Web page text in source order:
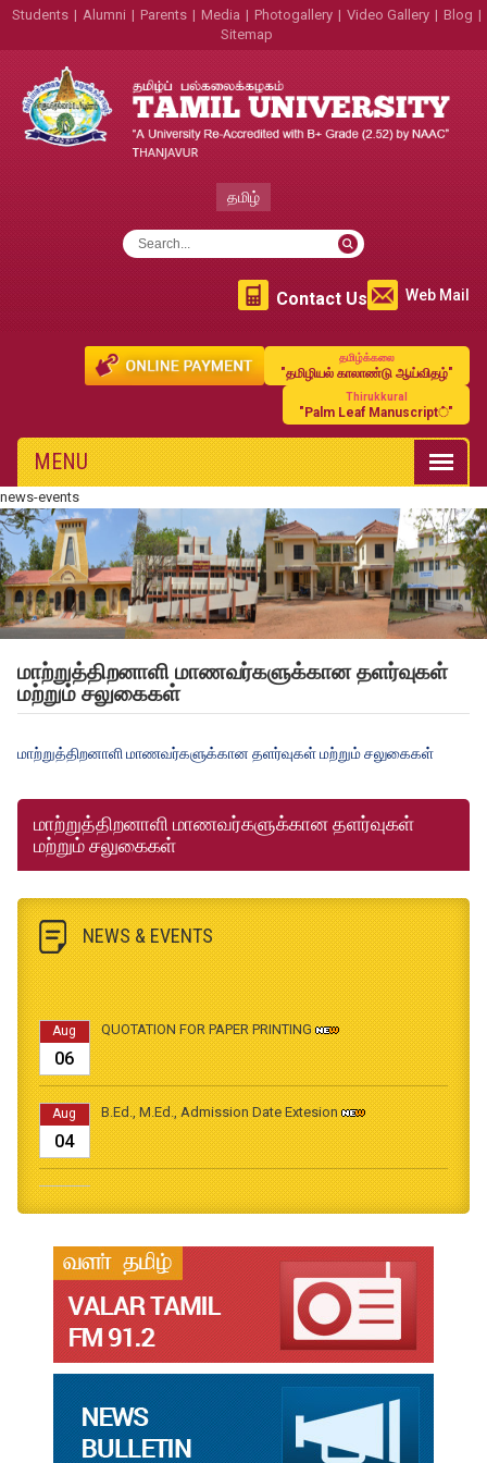
Students | Alumni | Parents | Media | Photogallery | Video Gallery | Blog |
Sitemap
தமிழ்
Web Mail
Contact Us
தமிழ்க்கலை
"தமிழியல் காலாண்டு ஆய்விதழ்"
Thirukkural
"Palm Leaf Manuscript்"
MENU
news-events
மாற்றுத்திறனாளி மாணவர்களுக்கான தளர்வுகள்
மற்றும் சலுகைகள்
மாற்றுத்திறனாளி மாணவர்களுக்கான தளர்வுகள் மற்றும் சலுகைகள்
மாற்றுத்திறனாளி மாணவர்களுக்கான தளர்வுகள்
மற்றும் சலுகைகள்
NEWS & EVENTS
Aug
06
QUOTATION FOR PAPER PRINTING
Aug
04
B.Ed., M.Ed., Admission Date Extesion
Jul
31
தமிழ்க்கலை – தமிழியல் காலாண்டு ஆய்விதழ் - 2026
Jul
31
தமிழ்க்கலை – தமிழியல் காலாண்டு ஆய்விதழ் – 2025
Jul
31
தமிழ்க்கலை – தமிழியல் காலாண்டு ஆய்விதழ் – 2024
Jul தமிழ்க்கலை – தமிழியல் காலாண்டு ஆய்விதழ் – 2023